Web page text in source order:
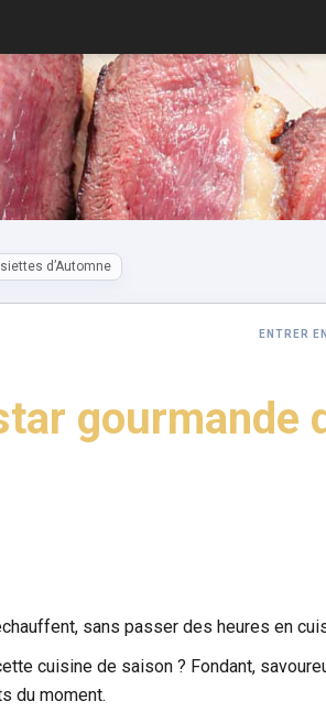
d’Automne
ENTRER
gourmande
sans passer des heures en
cuisine de saison ? Fondant,
du moment.